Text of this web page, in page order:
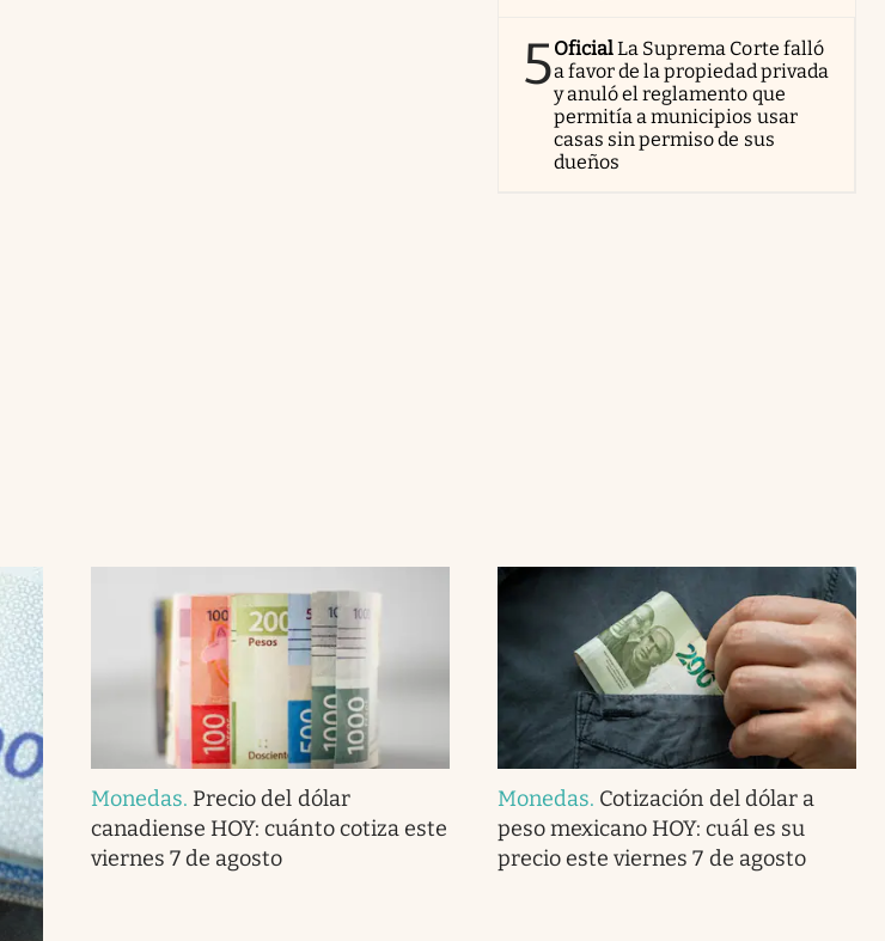
5OficialLa Suprema Corte falló
a favor de la propiedad privada
y anuló el reglamento que
permitía a municipios usar
casas sin permiso de sus
dueños
Monedas. Precio del dólar
canadiense HOY: cuánto cotiza este
viernes 7 de agosto
Monedas. Cotización del dólar a
peso mexicano HOY: cuál es su
precio este viernes 7 de agosto